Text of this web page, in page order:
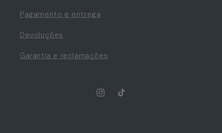
Pagamento e entrega
Devoluções
Garantia e reclamações
InstagramTikTok